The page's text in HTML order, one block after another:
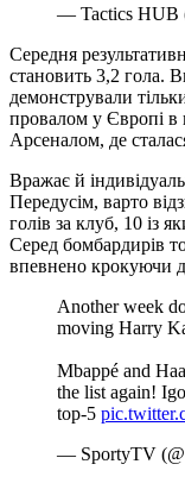
— Tactics HUB
Середня
становить 3,2 гола.
демонстрували
провалом у Європі в
Арсеналом, де
Вражає й
Передусім, варто
голів за клуб, 10 із
Серед бомбардирів
впевнено крокуючи
Another week
moving Harry
Mbappé and
the list again!
top-5
— SportyTV